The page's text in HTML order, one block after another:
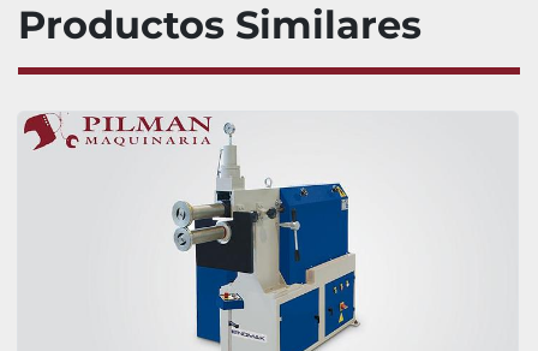
Productos Similares